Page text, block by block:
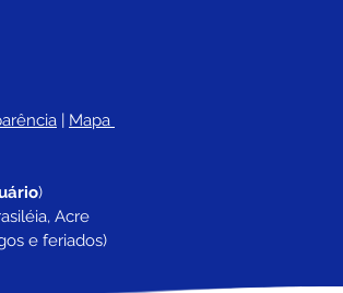
| Mapa
)
Acre
e feriados)